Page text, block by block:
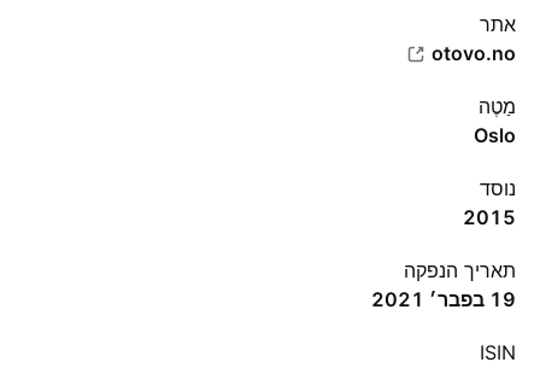
אתר‏
otovo.no
מַטֶה
Oslo
נוסד
2015
תאריך הנפקה
19 בפבר׳ 2021
ISIN